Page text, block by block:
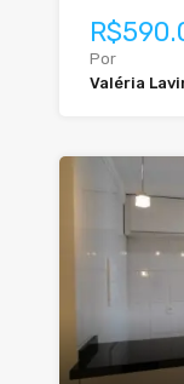
Por
Valéria